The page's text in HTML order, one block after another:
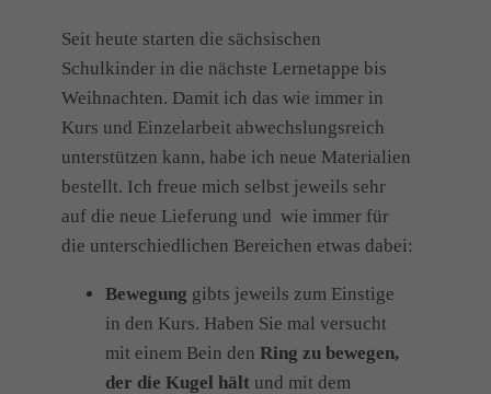
Seit heute starten die sächsischen
Schulkinder in die nächste Lernetappe bis
Weihnachten. Damit ich das wie immer in
Kurs und Einzelarbeit abwechslungsreich
unterstützen kann, habe ich neue Materialien
bestellt. Ich freue mich selbst jeweils sehr
auf die neue Lieferung und wie immer für
die unterschiedlichen Bereichen etwas dabei:
Bewegung gibts jeweils zum Einstige
in den Kurs. Haben Sie mal versucht
mit einem Bein den Ring zu bewegen,
der die Kugel hält und mit dem